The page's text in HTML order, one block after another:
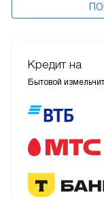
Кредит на
Бытовой